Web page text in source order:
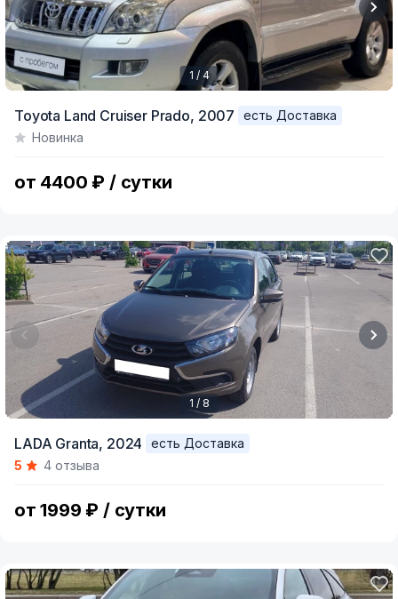
of
1 / 4
Toyota Land Cruiser Prado, 2007
есть Доставка
Новинка
от 4400 ₽ / сутки
of
1 / 8
LADA Granta, 2024
есть Доставка
5
4 отзыва
от 1999 ₽ / сутки